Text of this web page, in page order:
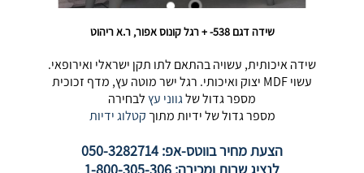
שידה דגם 538- + רגל קונוס אפור, ר.א ריהוט
שידה איכותית, עשויה בהתאם לתו תקן ישראלי ואירופאי.
עשוי MDF יצוק ואיכותי. רגל ישר מוטה עץ, מדף זכוכית
מספר גדול שלגווני עץלבחירה
מספר גדול של ידיות מתוךקטלוג ידיות
הצעת מחיר בווטס-אפ: 050-3282714